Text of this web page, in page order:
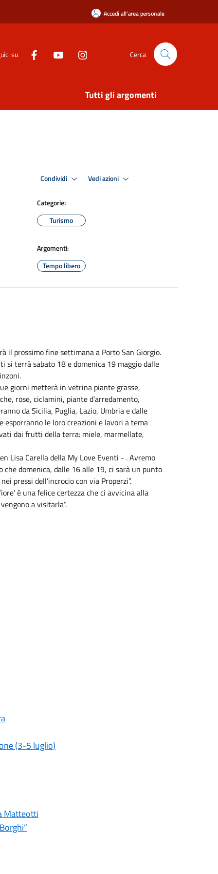
Accedi all'area personale
su Cerca
Tutti gli argomenti
Condividi Vedi azioni
Categorie:
Turismo
Argomenti:
Tempo libero
il prossimo fine settimana a Porto San Giorgio.
si terrà sabato 18 e domenica 19 maggio dalle
giorni metterà in vetrina piante grasse,
rose, ciclamini, piante d’arredamento,
da Sicilia, Puglia, Lazio, Umbria e dalle
le loro creazioni e lavori a tema
dai frutti della terra: miele, marmellate,
Lisa Carella della My Love Eventi - . Avremo
che domenica, dalle 16 alle 19, ci sarà un punto
pressi dell’incrocio con via Properzi”.
è una felice certezza che ci avvicina alla
a visitarla”.
(3-5 luglio)
Matteotti